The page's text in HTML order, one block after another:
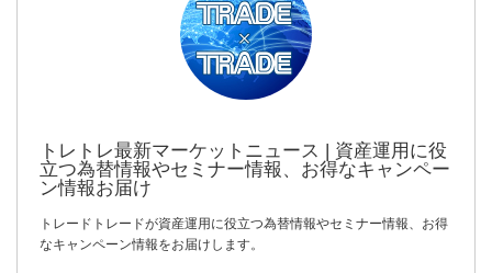
トレトレ最新マーケットニュース | 資産運用に役
立つ為替情報やセミナー情報、お得なキャンペー
ン情報お届け
トレードトレードが資産運用に役立つ為替情報やセミナー情報、お得
なキャンペーン情報をお届けします。